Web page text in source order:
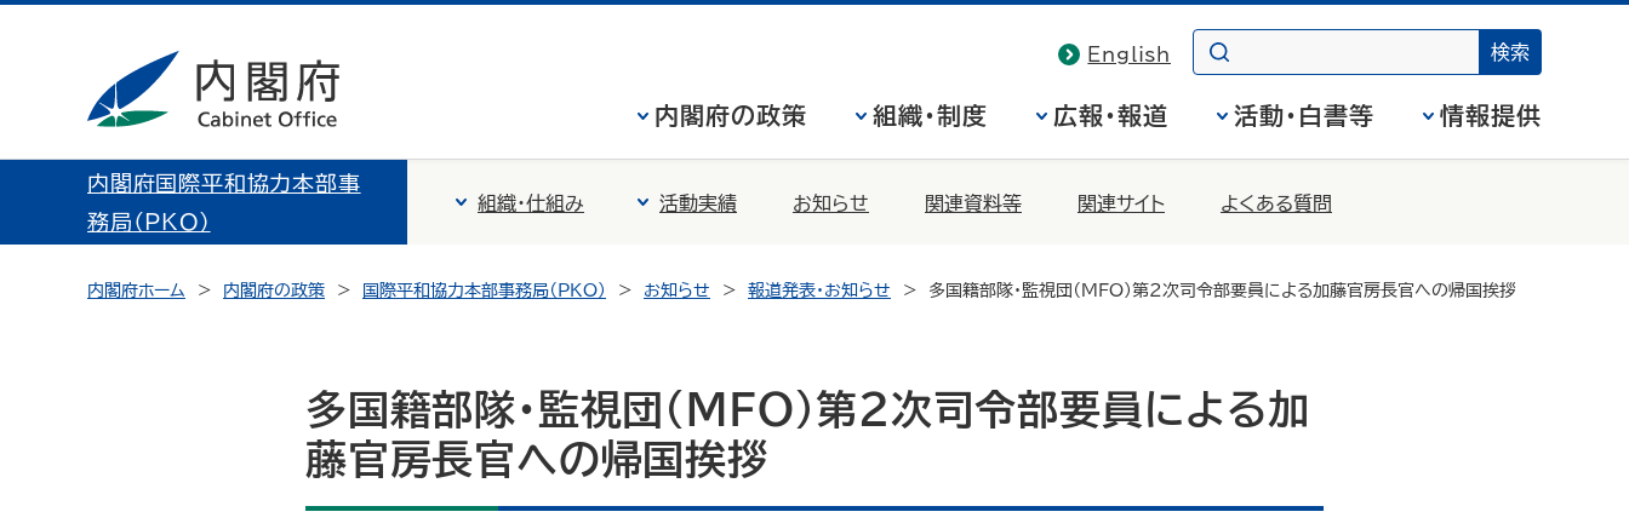
English
内閣府の政策 組織・制度 広報・報道 活動・白書等 情報提供
内閣府国際平和協力本部事
務局（PKO）
組織・仕組み 活動実績 お知らせ 関連資料等 関連サイト よくある質問
内閣府ホーム 内閣府の政策 国際平和協力本部事務局（PKO） お知らせ 報道発表・お知らせ 多国籍部隊・監視団（MFO）第２次司令部要員による加藤官房長官への帰国挨拶
多国籍部隊・監視団（MFO）第２次司令部要員による加
藤官房長官への帰国挨拶